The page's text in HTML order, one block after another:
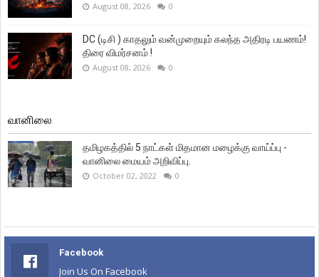
August 08, 2026 0
DC (டிசி ) காதலும் வன்முறையும் கலந்த அதிரடி பயணம்!
திரை விமர்சனம் !
August 08, 2026 0
வானிலை
தமிழகத்தில் 5 நாட்கள் மிதமான மழைக்கு வாய்ப்பு -
வானிலை மையம் அறிவிப்பு.
October 02, 2022 0
Facebook
Join Us On Facebook